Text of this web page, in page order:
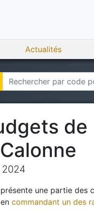
Actualités
de
2024
présente une partie des
commandant un des